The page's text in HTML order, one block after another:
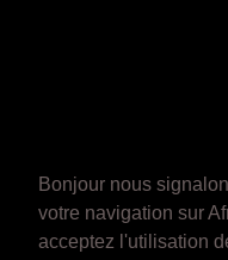
Bonjour nous
votre navigation sur
acceptez l'utilisation